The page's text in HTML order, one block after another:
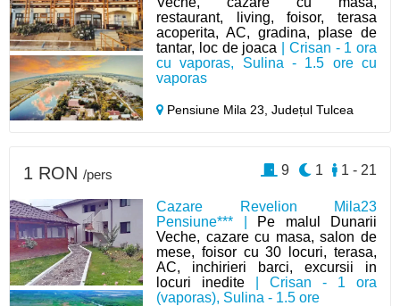
restaurant, living, foisor, terasa
acoperita, AC, gradina, plase de
tantar, loc de joaca | Crisan - 1 ora
cu vaporas, Sulina - 1.5 ore cu
vaporas
Pensiune Mila 23,Județul Tulcea
Cazare Revelion Mila23
Pensiune*** |
Pe malul Dunarii
Veche, cazare cu masa, salon de
mese, foisor cu 30 locuri, terasa,
AC, inchirieri barci, excursii in
locuri inedite | Crisan - 1 ora
(vaporas), Sulina - 1.5 ore
1 RON /pers 1 - 21
1
9